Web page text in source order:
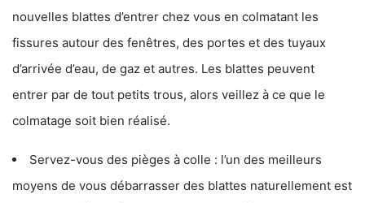
nouvelles blattes d’entrer chez vous en colmatant les
fissures autour des fenêtres, des portes et des tuyaux
d’arrivée d’eau, de gaz et autres. Les blattes peuvent
entrer par de tout petits trous, alors veillez à ce que le
colmatage soit bien réalisé.
Servez-vous des pièges à colle : l’un des meilleurs
moyens de vous débarrasser des blattes naturellement est